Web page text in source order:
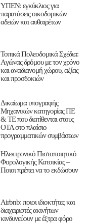
ΥΠΕΝ: εγκύκλιος για
παρατάσεις οικοδομικών
αδειών και αυθαιρέτων
Τοπικά Πολεοδομικά Σχέδια:
Aγώνας δρόμου με τον χρόνο
και αναδιανομή χώρου, αξίας
και προσδοκιών
Δικαίωμα υπογραφής
Μηχανικών κατηγορίας ΠΕ
& ΤΕ που διατίθενται στους
ΟΤΑ στο πλαίσιο
προγραμματικών συμβάσεων
Ηλεκτρονικό Πιστοποιητικό
Φορολογικής Κατοικίας –
Ποιοι πρέπει να το εκδώσουν
Airbnb: ποιοι ιδιοκτήτες και
διαχειριστές ακινήτων
κινδυνεύουν με έξτρα φόρο